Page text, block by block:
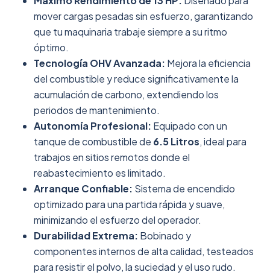
mover cargas pesadas sin esfuerzo, garantizando
que tu maquinaria trabaje siempre a su ritmo
óptimo.
Tecnología OHV Avanzada: Mejora la eficiencia
del combustible y reduce significativamente la
acumulación de carbono, extendiendo los
periodos de mantenimiento.
Autonomía Profesional: Equipado con un
tanque de combustible de 6.5 Litros, ideal para
trabajos en sitios remotos donde el
reabastecimiento es limitado.
Arranque Confiable: Sistema de encendido
optimizado para una partida rápida y suave,
minimizando el esfuerzo del operador.
Durabilidad Extrema: Bobinado y
componentes internos de alta calidad, testeados
para resistir el polvo, la suciedad y el uso rudo.